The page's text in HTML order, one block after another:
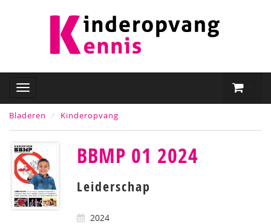
Bladeren Kinderopvang
BBMP 01 2024
Leiderschap
2024